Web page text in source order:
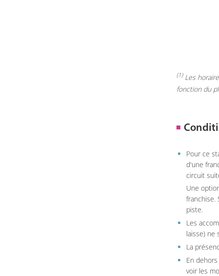
(1)Les
fonction du
Pour ce
d'une
circuit
Une
franchise.
piste.
Les
laisse) ne
La
En
voir les